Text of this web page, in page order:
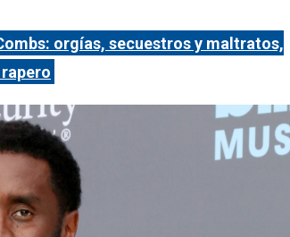
orgías, secuestros y maltratos,